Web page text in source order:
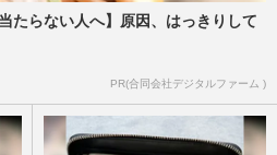
たらない人へ】原因、はっきりして
PR(合同会社デジタルファーム )